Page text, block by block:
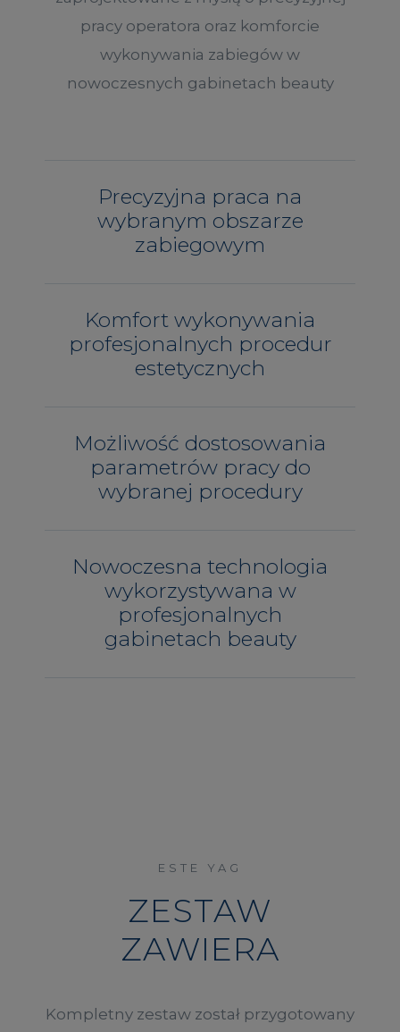
pracy operatora oraz komforcie
wykonywania zabiegów w
nowoczesnych gabinetach beauty
Precyzyjna praca na
wybranym obszarze
zabiegowym
Komfort wykonywania
profesjonalnych procedur
estetycznych
Możliwość dostosowania
parametrów pracy do
wybranej procedury
Nowoczesna technologia
wykorzystywana w
profesjonalnych
gabinetach beauty
ESTE YAG
ZESTAW
ZAWIERA
Kompletny zestaw został przygotowany